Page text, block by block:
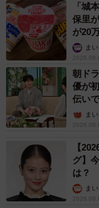
「城
保里
が20
いいね
ま
朝ド
優が
伝い
ま
【
グ】
は？
ま